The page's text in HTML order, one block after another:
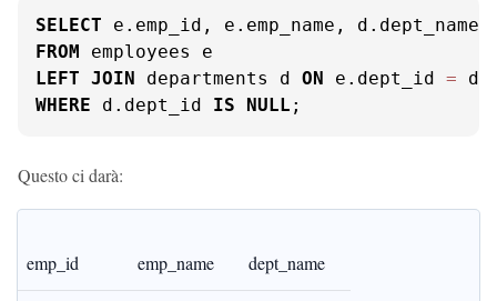
SELECT
FROM
LEFT JOIN departments d ON e.dept_id =
WHERE d.dept_id IS NULL ;
Questo ci darà:
emp_id emp_name dept_name